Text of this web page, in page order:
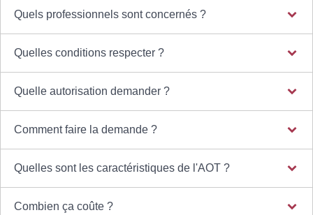
Quels professionnels sont concernés ?
Quelles conditions respecter ?
Quelle autorisation demander ?
Comment faire la demande ?
Quelles sont les caractéristiques de l'AOT ?
Combien ça coûte ?